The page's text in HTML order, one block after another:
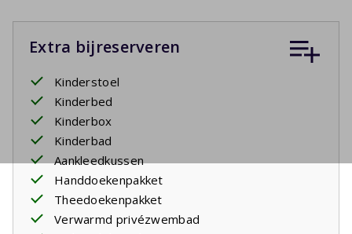
Extra bijreserveren
Kinderstoel
Kinderbed
Kinderbox
Kinderbad
Aankleedkussen
Handdoekenpakket
Theedoekenpakket
Verwarmd privézwembad